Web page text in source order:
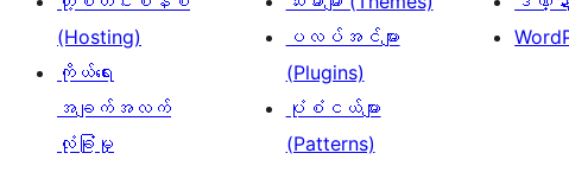
(Hosting)
ကိုယ်ရေး
အချက်အလက်
လုံခြုံမှု
ပလပ်အင်များ
(Plugins)
ပုံစံငယ်များ
(Patterns)